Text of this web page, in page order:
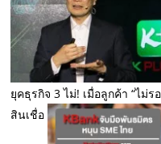
ยุคธุรกิจ 3 ไม่! เมื่อลูกค้า “ไม่
สินเชื่อ